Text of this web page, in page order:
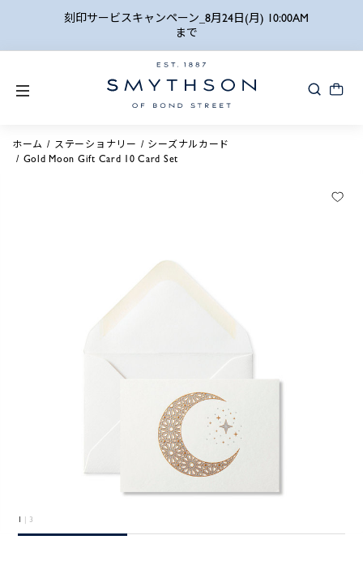
刻印サービスキャンペーン_8月24日(月) 10:00AM
まで
ホーム ステーショナリー
シーズナルカード
Gold Moon Gift Card 10 Card Set
1 | 3